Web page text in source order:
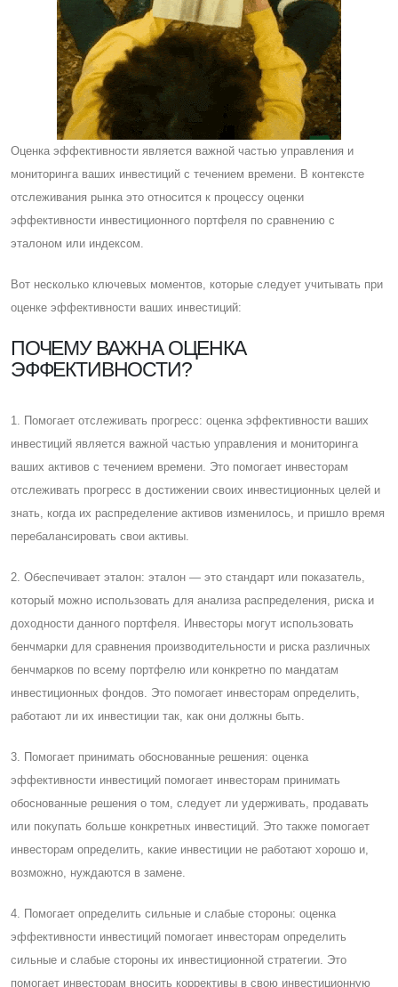
Оценка эффективности является важной частью управления и
мониторинга ваших инвестиций с течением времени. В контексте
отслеживания рынка это относится к процессу оценки
эффективности инвестиционного портфеля по сравнению с
эталоном или индексом.
Вот несколько ключевых моментов, которые следует учитывать при
оценке эффективности ваших инвестиций:
ПОЧЕМУ ВАЖНА ОЦЕНКА
ЭФФЕКТИВНОСТИ?
1. Помогает отслеживать прогресс: оценка эффективности ваших
инвестиций является важной частью управления и мониторинга
ваших активов с течением времени. Это помогает инвесторам
отслеживать прогресс в достижении своих инвестиционных целей и
знать, когда их распределение активов изменилось, и пришло время
перебалансировать свои активы.
2. Обеспечивает эталон: эталон — это стандарт или показатель,
который можно использовать для анализа распределения, риска и
доходности данного портфеля. Инвесторы могут использовать
бенчмарки для сравнения производительности и риска различных
бенчмарков по всему портфелю или конкретно по мандатам
инвестиционных фондов. Это помогает инвесторам определить,
работают ли их инвестиции так, как они должны быть.
3. Помогает принимать обоснованные решения: оценка
эффективности инвестиций помогает инвесторам принимать
обоснованные решения о том, следует ли удерживать, продавать
или покупать больше конкретных инвестиций. Это также помогает
инвесторам определить, какие инвестиции не работают хорошо и,
возможно, нуждаются в замене.
4. Помогает определить сильные и слабые стороны: оценка
эффективности инвестиций помогает инвесторам определить
сильные и слабые стороны их инвестиционной стратегии. Это
помогает инвесторам вносить коррективы в свою инвестиционную